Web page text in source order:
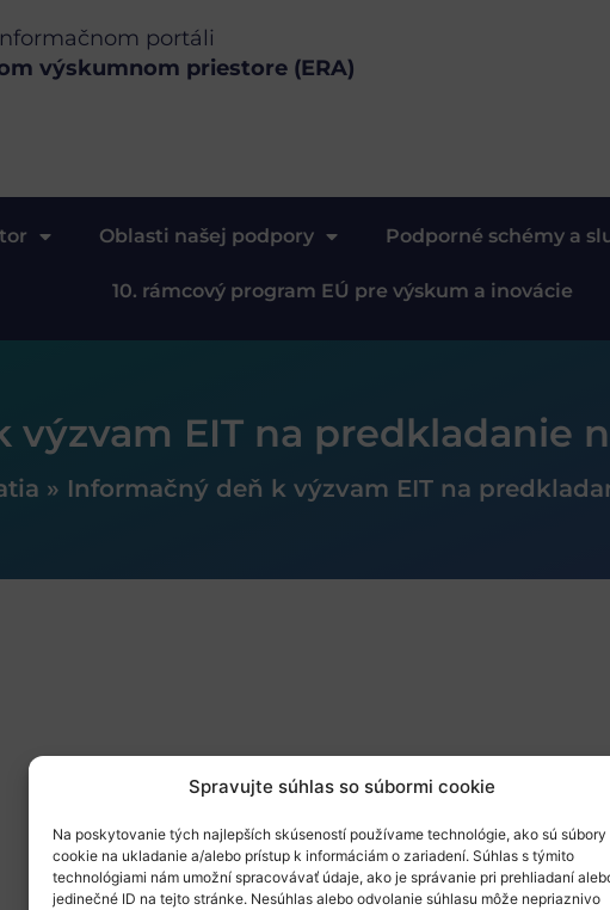
Spravujte súhlas so súbormi cookie
Na poskytovanie tých najlepších skúseností používame technológie, ako sú súbory
cookie na ukladanie a/alebo prístup k informáciám o zariadení. Súhlas s týmito
technológiami nám umožní spracovávať údaje, ako je správanie pri prehliadaní
jedinečné ID na tejto stránke. Nesúhlas alebo odvolanie súhlasu môže nepriaznivo
portáli
výskumnom priestore (ERA)
Oblasti našej podpory Podporné schémy a
10. rámcový program EÚ pre výskum a inovácie
EIT na predkladanie
» Informačný deň k výzvam EIT na